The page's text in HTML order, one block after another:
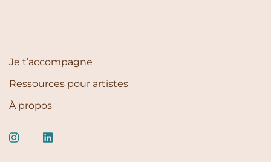
Je t’accompagne
Ressources pour artistes
À propos